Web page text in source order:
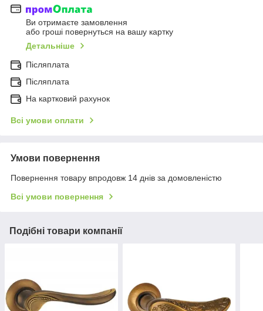
Ви отримаєте замовлення
або гроші повернуться на вашу картку
Детальніше
Післяплата
Післяплата
На картковий рахунок
Всі умови оплати
Умови повернення
Повернення товару впродовж 14 днів за домовленістю
Всі умови повернення
Подібні товари компанії